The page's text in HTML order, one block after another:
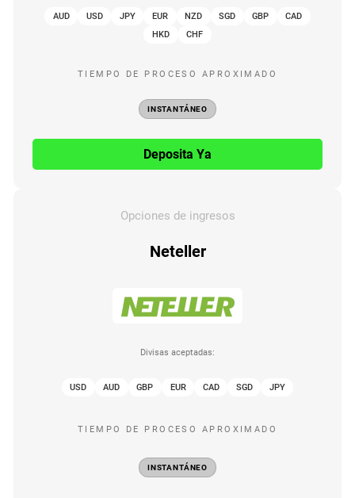
AUD USD JPY EUR NZD SGD GBP
CAD
HKD
CHF
TIEMPO DE PROCESO APROXIMADO
INSTANTÁNEO
Deposita Ya
Opciones de ingresos
Neteller
Divisas aceptadas:
USD AUD GBP EUR CAD SGD JPY
TIEMPO DE PROCESO APROXIMADO
INSTANTÁNEO